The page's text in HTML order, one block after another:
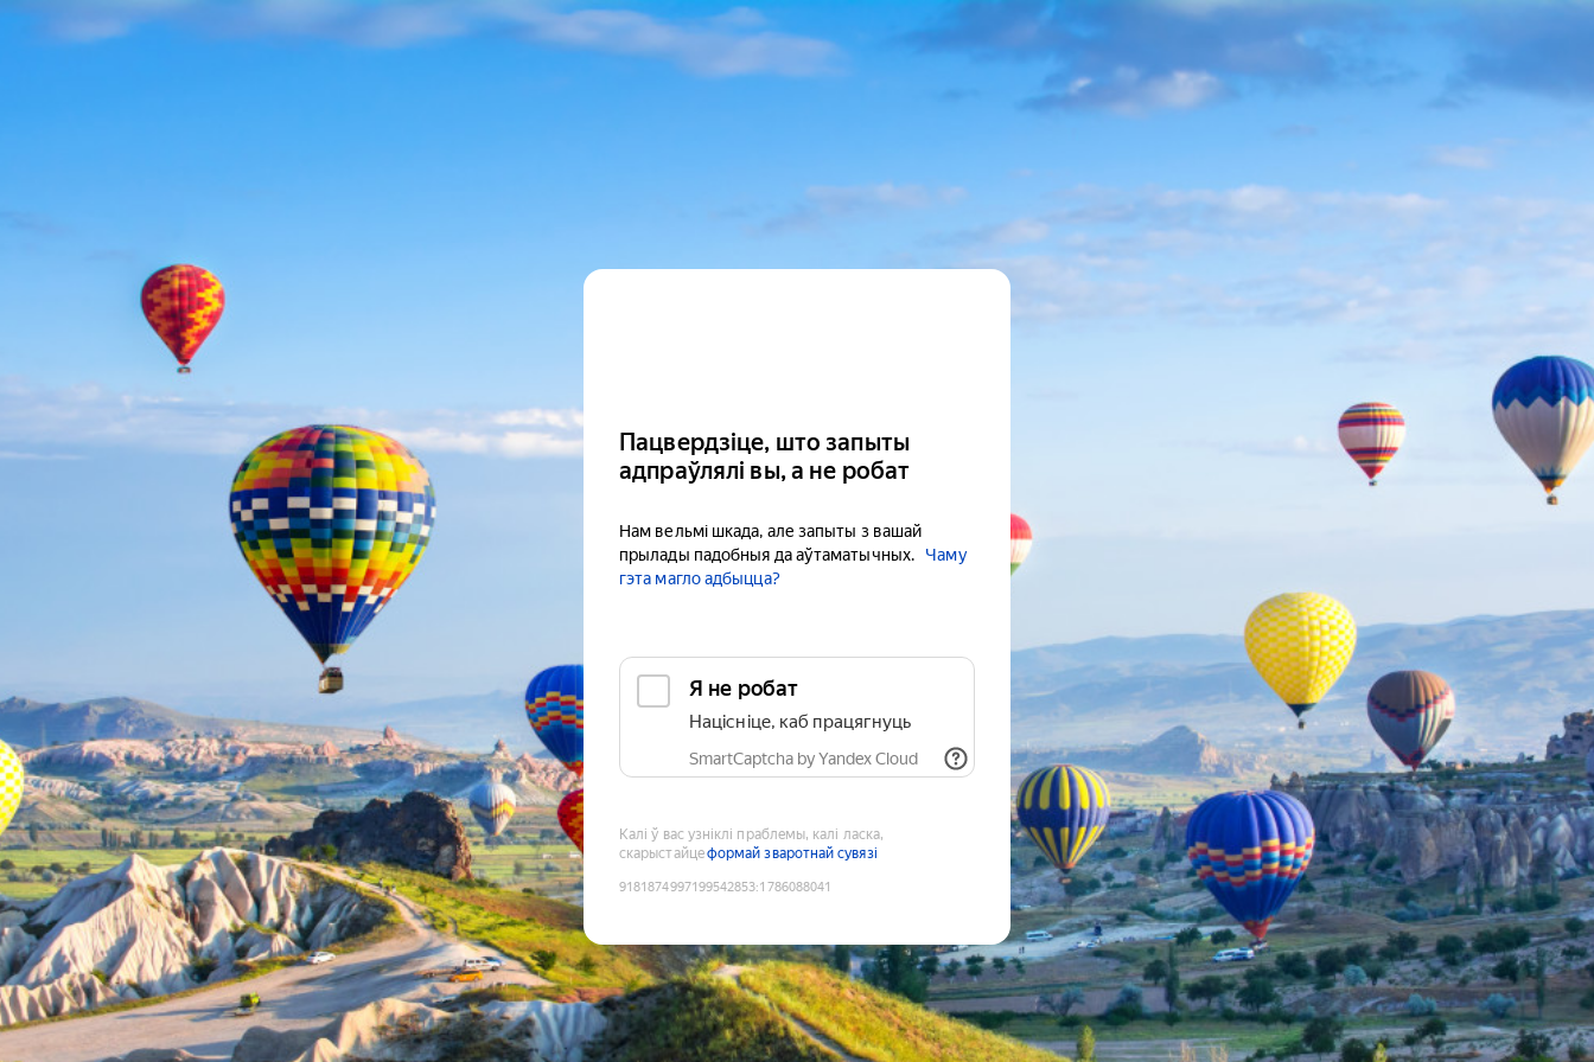
Пацвердзіце, што запыты
адпраўлялі вы, а не робат
Нам вельмі шкада, але запыты з вашай
прылады падобныя да аўтаматычных.
Чаму
гэта магло адбыцца?
Я не робат
Націсніце, каб працягнуць
SmartCaptcha by Yandex Cloud
Калі ў вас узніклі праблемы, калі ласка,
скарыстайцеформай зваротнай сувязі
9181874997199542853:1786088041